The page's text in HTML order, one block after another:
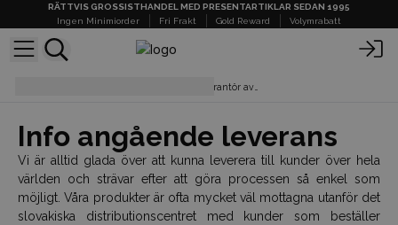
RÄTTVIS GROSSISTHANDEL MED PRESENTARTIKLAR SEDAN 1995
Ingen Minimiorder
Fri Frakt Gold Reward Volymrabatt
Leverans - AWGifts Sverige - Leverantör av Present- och Aromaterapiartiklar
Info angående leverans
Vi är alltid glada över att kunna leverera till kunder över hela
världen och strävar efter att göra processen så enkel som
möjligt. Våra produkter är ofta mycket väl mottagna utanför det
slovakiska distributionscentret med kunder som beställer